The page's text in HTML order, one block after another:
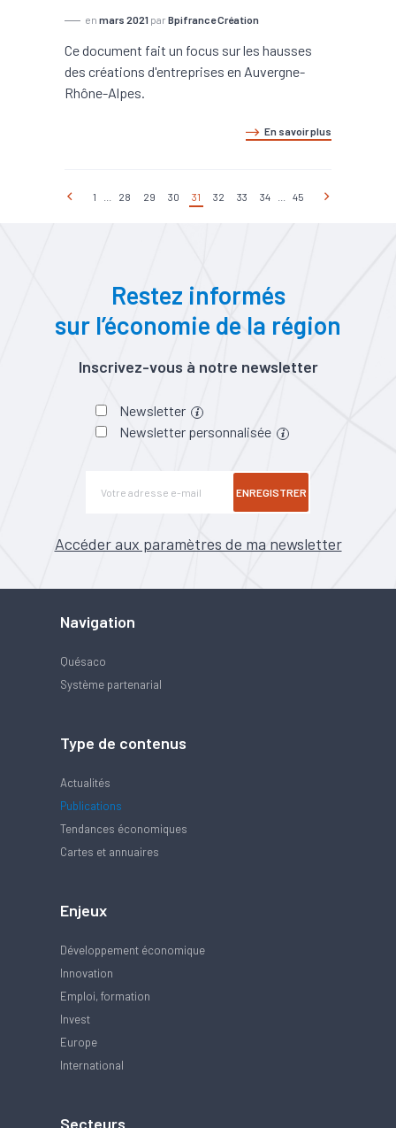
en mars 2021 par Bpifrance Création
Ce document fait un focus sur les hausses
des créations d'entreprises en Auvergne-
Rhône-Alpes.
En savoir plus
1 28 29 30 31 32 33 34 45
Restez informés
sur l’économie de la région
Inscrivez-vous à notre newsletter
Newsletter
Newsletter personnalisée
ENREGISTRER
Accéder aux paramètres de ma newsletter
Navigation
Quésaco
Système partenarial
Type de contenus
Actualités
Publications
Tendances économiques
Cartes et annuaires
Enjeux
Développement économique
Innovation
Emploi, formation
Invest
Europe
International
Secteurs